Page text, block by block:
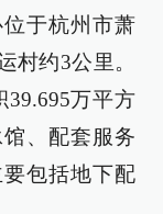
于杭州市萧
村约3公里。
万平方
、配套服务
包括地下配